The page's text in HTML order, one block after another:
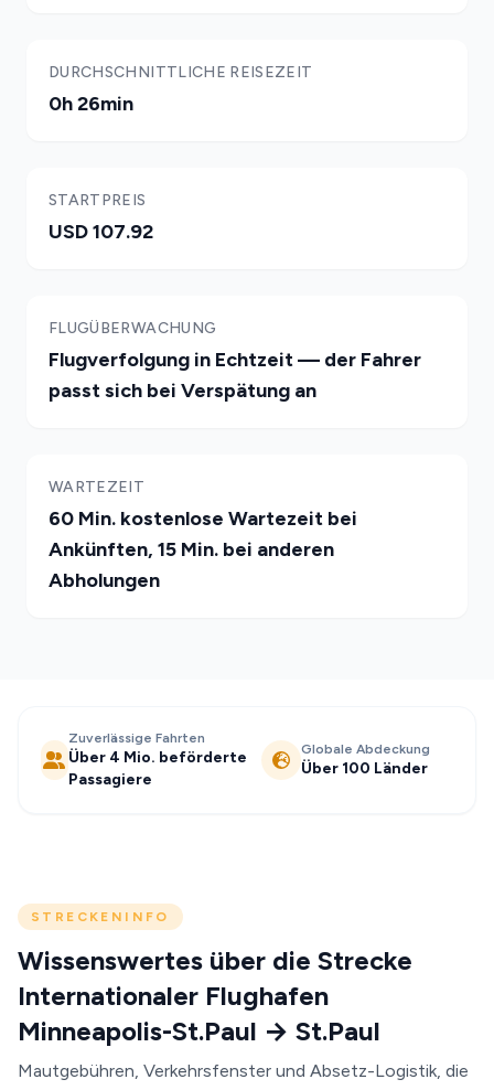
DURCHSCHNITTLICHE REISEZEIT
0h 26min
STARTPREIS
USD 107.92
FLUGÜBERWACHUNG
Flugverfolgung in Echtzeit — der Fahrer
passt sich bei Verspätung an
WARTEZEIT
60 Min. kostenlose Wartezeit bei
Ankünften, 15 Min. bei anderen
Abholungen
Zuverlässige Fahrten
Über 4 Mio. beförderte
Passagiere
Globale Abdeckung
Über 100 Länder
STRECKENINFO
Wissenswertes über die Strecke
Internationaler Flughafen
Minneapolis-St.Paul → St.Paul
Mautgebühren, Verkehrsfenster und Absetz-Logistik, die